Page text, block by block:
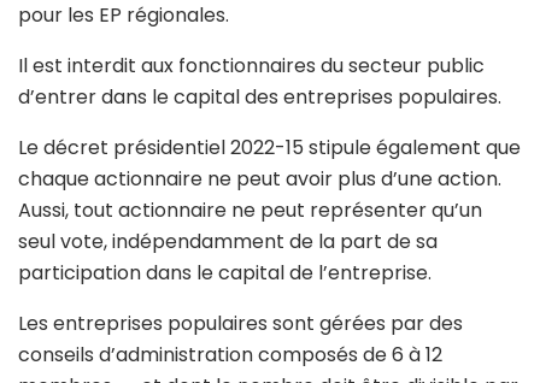
pour les EP régionales.
Il est interdit aux fonctionnaires du secteur public
d’entrer dans le capital des entreprises populaires.
Le décret présidentiel 2022-15 stipule également que
chaque actionnaire ne peut avoir plus d’une action.
Aussi, tout actionnaire ne peut représenter qu’un
seul vote, indépendamment de la part de sa
participation dans le capital de l’entreprise.
Les entreprises populaires sont gérées par des
conseils d’administration composés de 6 à 12